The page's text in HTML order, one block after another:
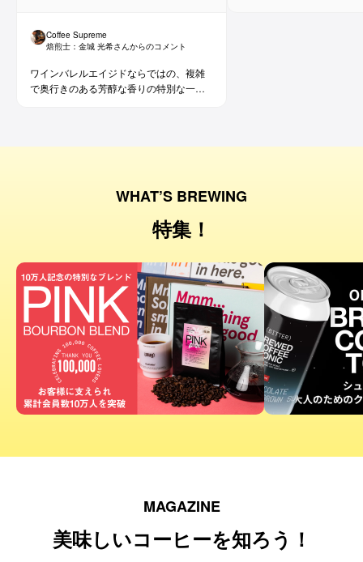
Coffee Supreme
焙煎士： 金城 光希さんからのコメント
ワインバレルエイジドならではの、複雑
で奥行きのある芳醇な香りの特別な一杯
WHAT’S BREWING
特集！
MAGAZINE
美味しいコーヒーを知ろう！